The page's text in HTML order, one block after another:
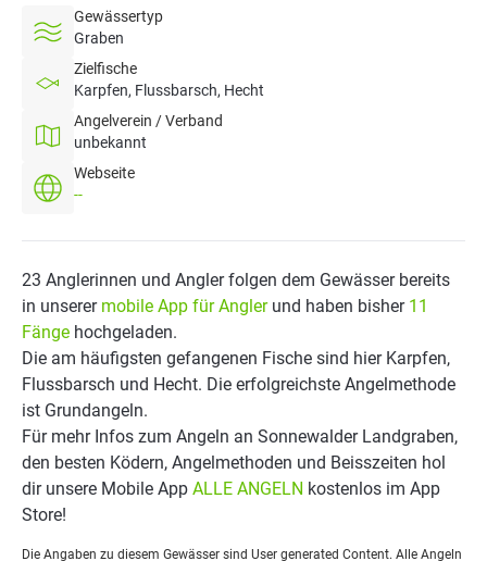
Gewässertyp
Graben
Zielfische
Karpfen, Flussbarsch, Hecht
Angelverein / Verband
unbekannt
Webseite
--
23 Anglerinnen und Angler folgen dem Gewässer bereits
in unserer mobile App für Anglerund haben bisher 11
Fänge hochgeladen.
Die am häufigsten gefangenen Fische sind hier Karpfen,
Flussbarsch und Hecht. Die erfolgreichste Angelmethode
ist Grundangeln.
Für mehr Infos zum Angeln an Sonnewalder Landgraben,
den besten Ködern, Angelmethoden und Beisszeiten hol
dir unsere Mobile App ALLE ANGELN kostenlos im App
Store!
Die Angaben zu diesem Gewässer sind User generated Content. Alle Angeln